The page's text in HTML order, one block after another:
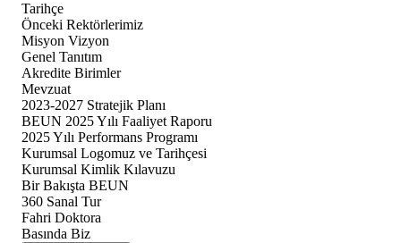
Tarihçe
Önceki Rektörlerimiz
Misyon Vizyon
Genel Tanıtım
Akredite Birimler
Mevzuat
2023-2027 Stratejik Planı
BEUN 2025 Yılı Faaliyet Raporu
2025 Yılı Performans Programı
Kurumsal Logomuz ve Tarihçesi
Kurumsal Kimlik Kılavuzu
Bir Bakışta BEUN
360 Sanal Tur
Fahri Doktora
Basında Biz